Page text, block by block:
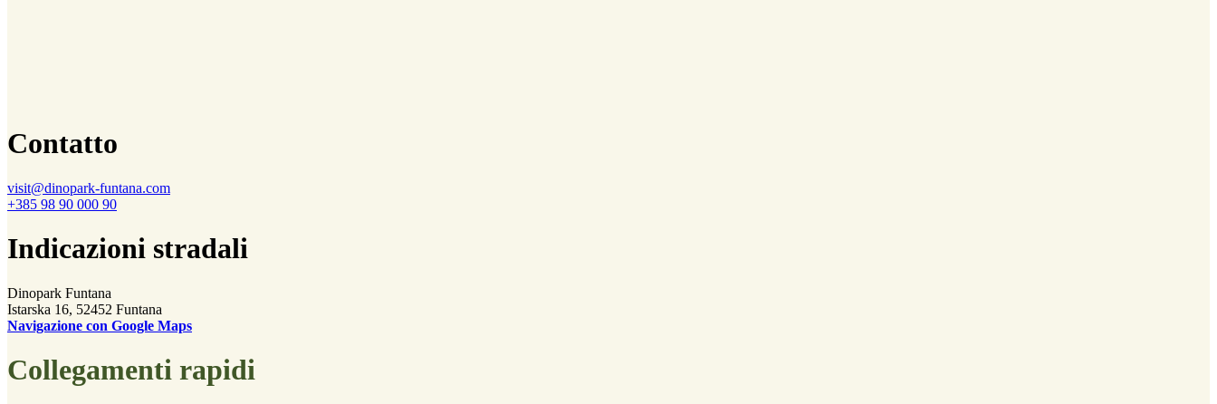
Contatto
visit@dinopark-funtana.com
+385 98 90 000 90
Indicazioni stradali
Dinopark Funtana
Istarska 16, 52452 Funtana
Navigazione con Google Maps
Collegamenti rapidi